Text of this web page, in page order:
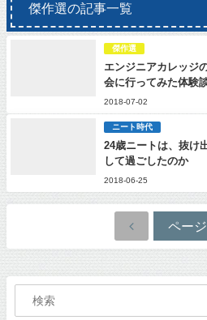
傑作選の記事一覧
傑作選
エンジニアカレッジ
会に行ってみた体験
2018-07-02
ニート時代
24歳ニートは、抜け
して過ごしたのか
2018-06-25
ペー